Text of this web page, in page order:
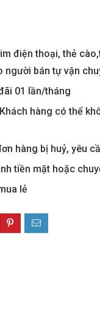
điện thoại, thẻ
người bán tự vận
01 lần/tháng
hàng có thể
hàng bị huỷ, yêu
tiền mặt hoặc
lẻ
By The Waters
tỷ/căn